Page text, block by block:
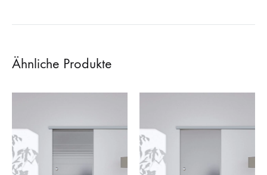
Ähnliche Produkte